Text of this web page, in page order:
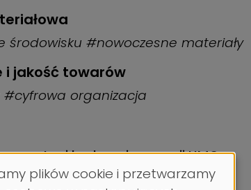
#nowoczesne materiały
i jakość towarów
#cyfrowa organizacja
w postacibrokera innowacji UMG.
plików cookie i przetwarzamy